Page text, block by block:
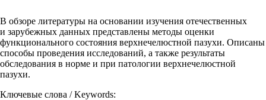
В обзоре литературы на основании изучения отечественных
и зарубежных данных представлены методы оценки
функционального состояния верхнечелюстной пазухи. Описаны
способы проведения исследований, а также результаты
обследования в норме и при патологии верхнечелюстной
пазухи.
Ключевые слова / Keywords: